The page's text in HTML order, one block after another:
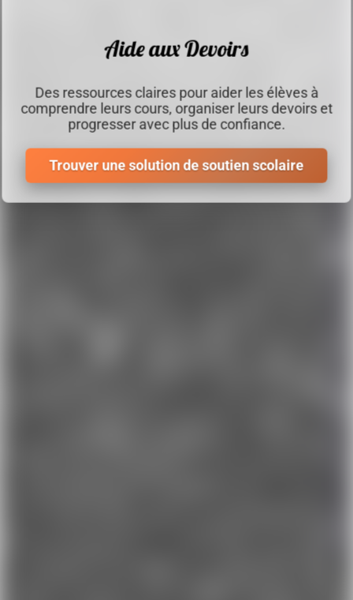
Aide aux Devoirs
Des ressources claires pour aider les élèves à
comprendre leurs cours, organiser leurs devoirs et
progresser avec plus de confiance.
Trouver une solution de soutien scolaire